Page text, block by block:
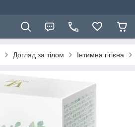
Догляд за тілом Інтимна гігієна